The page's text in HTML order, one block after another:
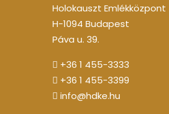
Holokauszt Emlékközpont
H-1094 Budapest
Páva u. 39.
+36 1 455-3333
+36 1 455-3399
info@hdke.hu